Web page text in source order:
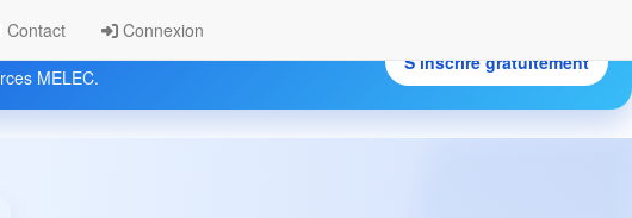
Contact Connexion
MELEC.
S’inscrire gratuitement